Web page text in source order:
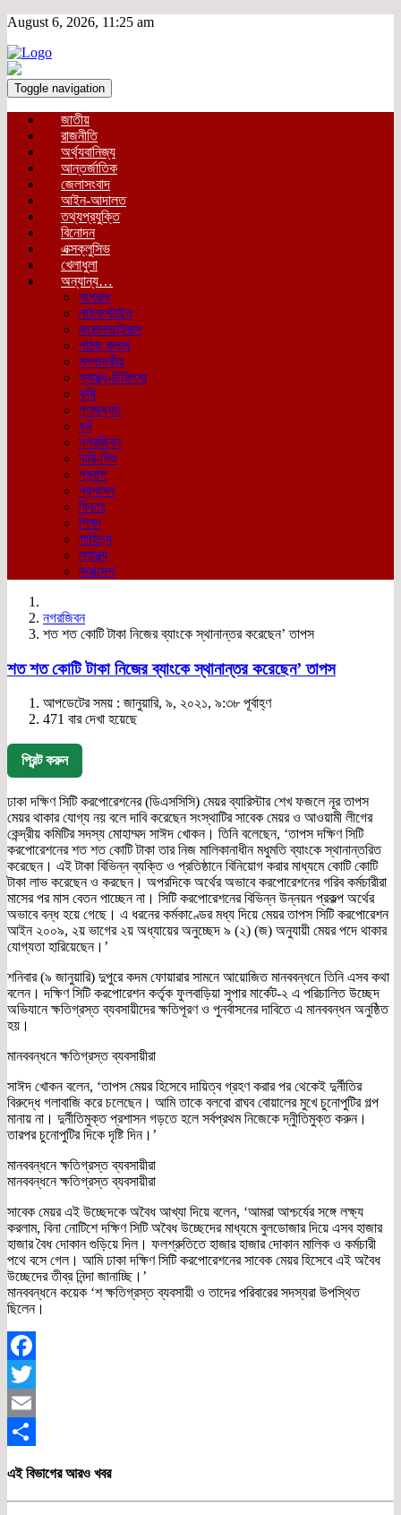
August 6, 2026, 11:25 am
Toggle navigation
জাতীয়
রাজনীতি
অর্থ্যবানিজ্য
আন্তর্জাতিক
জেলাসংবাদ
আইন-আদালত
তথ্যপ্রযুক্তি
বিনোদন
এক্সক্লুসিভ
খেলাধুলা
অন্যান্য…
অপরাধ
লাইফস্টাইল
করোনাভাইরাস
পাঠক কলাম
সম্পাদকীয়
স্বাস্থ্য-চিকিৎসা
কৃষি
গণমাধ্যম
ধর্ম
নগরজিবন
নারি-শিশু
প্রবাস
প্রশাসন
ফিচার
শিক্ষা
সাহিত্য
স্বাস্থ্য
সারাদেশ
নগরজিবন
শত শত কোটি টাকা নিজের ব্যাংকে স্থানান্তর করেছেন’ তাপস
শত শত কোটি টাকা নিজের ব্যাংকে স্থানান্তর করেছেন’ তাপস
আপডেটের সময় : জানুয়ারি, ৯, ২০২১, ৯:৩৮ পূর্বাহ্ণ
471 বার দেখা হয়েছে
প্রিন্ট করুন
ঢাকা দক্ষিণ সিটি করপোরেশনের (ডিএসসিসি) মেয়র ব্যারিস্টার শেখ ফজলে নূর তাপস
মেয়র থাকার যোগ্য নয় বলে দাবি করেছেন সংস্থাটির সাবেক মেয়র ও আওয়ামী লীগের
কেন্দ্রীয় কমিটির সদস্য মোহাম্মদ সাঈদ খোকন। তিনি বলেছেন, ‘তাপস দক্ষিণ সিটি
করপোরেশনের শত শত কোটি টাকা তার নিজ মালিকানাধীন মধুমতি ব্যাংকে স্থানান্তরিত
করেছেন। এই টাকা বিভিন্ন ব্যক্তি ও প্রতিষ্ঠানে বিনিয়োগ করার মাধ্যমে কোটি কোটি
টাকা লাভ করেছেন ও করছেন। অপরদিকে অর্থের অভাবে করপোরেশনের গরিব কর্মচারীরা
মাসের পর মাস বেতন পাচ্ছেন না। সিটি করপোরেশনের বিভিন্ন উন্নয়ন প্রকল্প অর্থের
অভাবে বন্ধ হয়ে গেছে। এ ধরনের কর্মকাণ্ডের মধ্য দিয়ে মেয়র তাপস সিটি করপোরেশন
আইন ২০০৯, ২য় ভাগের ২য় অধ্যায়ের অনুচ্ছেদ ৯ (২) (জ) অনুযায়ী মেয়র পদে থাকার
যোগ্যতা হারিয়েছেন।’
শনিবার (৯ জানুয়ারি) দুপুরে কদম ফোয়ারার সামনে আয়োজিত মানববন্ধনে তিনি এসব কথা
বলেন। দক্ষিণ সিটি করপোরেশন কর্তৃক ফুলবাড়িয়া সুপার মার্কেট-২ এ পরিচালিত উচ্ছেদ
অভিযানে ক্ষতিগ্রস্ত ব্যবসায়ীদের ক্ষতিপূরণ ও পুনর্বাসনের দাবিতে এ মানববন্ধন অনুষ্ঠিত
হয়।
মানববন্ধনে ক্ষতিগ্রস্ত ব্যবসায়ীরা
সাঈদ খোকন বলেন, ‘তাপস মেয়র হিসেবে দায়িত্ব গ্রহণ করার পর থেকেই দুর্নীতির
বিরুদ্ধে গলাবাজি করে চলেছেন। আমি তাকে বলবো রাঘব বোয়ালের মুখে চুনোপুটির গল্প
মানায় না। দুর্নীতিমুক্ত প্রশাসন গড়তে হলে সর্বপ্রথম নিজেকে দ্নুীতিমুক্ত করুন।
তারপর চুনোপুটির দিকে দৃষ্টি দিন।’
মানববন্ধনে ক্ষতিগ্রস্ত ব্যবসায়ীরা
মানববন্ধনে ক্ষতিগ্রস্ত ব্যবসায়ীরা
সাবেক মেয়র এই উচ্ছেদকে অবৈধ আখ্যা দিয়ে বলেন, ‘আমরা আশ্চর্যের সঙ্গে লক্ষ্য
করলাম, বিনা নোটিশে দক্ষিণ সিটি অবৈধ উচ্ছেদের মাধ্যমে বুলডোজার দিয়ে এসব হাজার
হাজার বৈধ দোকান গুড়িয়ে দিল। ফলশ্রুতিতে হাজার হাজার দোকান মালিক ও কর্মচারী
পথে বসে গেল। আমি ঢাকা দক্ষিণ সিটি করপোরেশনের সাবেক মেয়র হিসেবে এই অবৈধ
উচ্ছেদের তীব্র নিন্দা জানাচ্ছি।’
মানববন্ধনে কয়েক ‘শ ক্ষতিগ্রস্ত ব্যবসায়ী ও তাদের পরিবারের সদস্যরা উপস্থিত
ছিলেন।
Facebook
Twitter
Email
এই বিভাগের আরও খবর